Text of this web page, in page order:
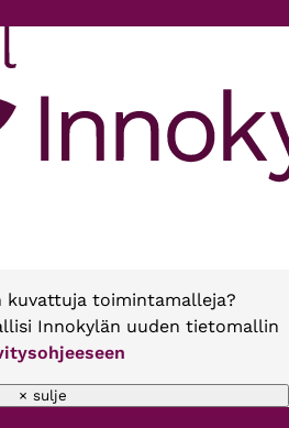
kuvattuja toimintamalleja?
Innokylän uuden tietomallin
× sulje